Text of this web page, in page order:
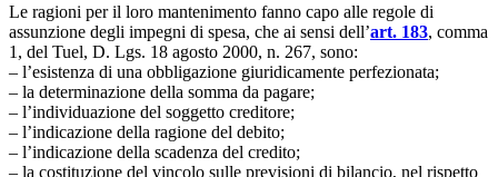
Le ragioni per il loro mantenimento fanno capo alle regole di
assunzione degli impegni di spesa, che ai sensi dell’art. 183, comma
1, del Tuel, D. Lgs. 18 agosto 2000, n. 267, sono:
– l’esistenza di una obbligazione giuridicamente perfezionata;
– la determinazione della somma da pagare;
– l’individuazione del soggetto creditore;
– l’indicazione della ragione del debito;
– l’indicazione della scadenza del credito;
– la costituzione del vincolo sulle previsioni di bilancio, nel rispetto